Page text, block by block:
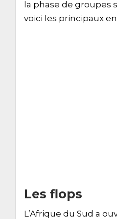
la phase de groupes
voici les principaux
Les flops
L’Afrique du Sud a